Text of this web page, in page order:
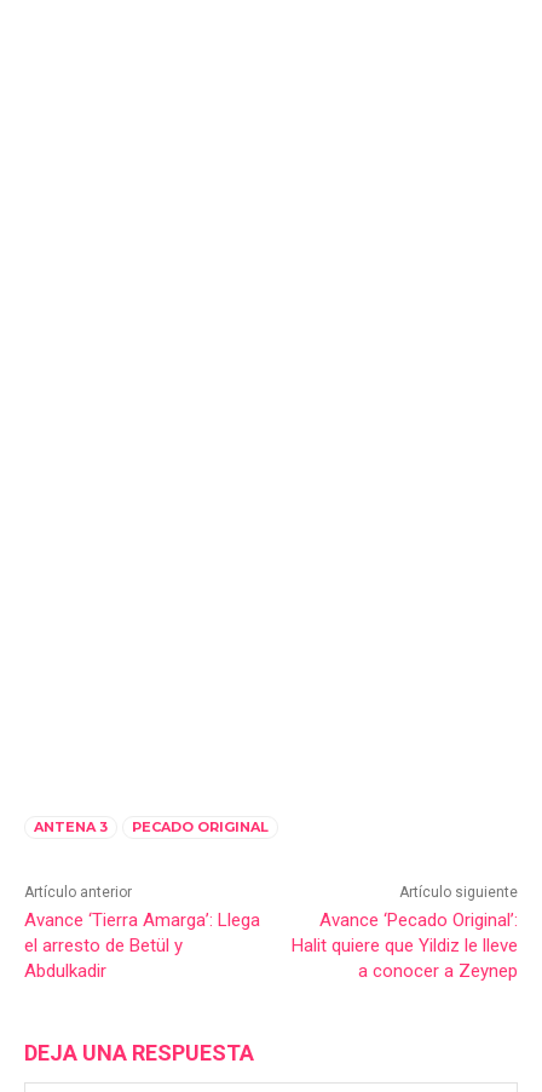
ANTENA 3 PECADO ORIGINAL
Artículo anterior
Avance ‘Tierra Amarga’: Llega
el arresto de Betül y
Abdulkadir
Artículo siguiente
Avance ‘Pecado Original’:
Halit quiere que Yildiz le lleve
a conocer a Zeynep
DEJA UNA RESPUESTA